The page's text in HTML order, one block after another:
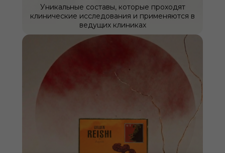
Уникальные составы, которые проходят
клинические исследования и применяются в
ведущих клиниках